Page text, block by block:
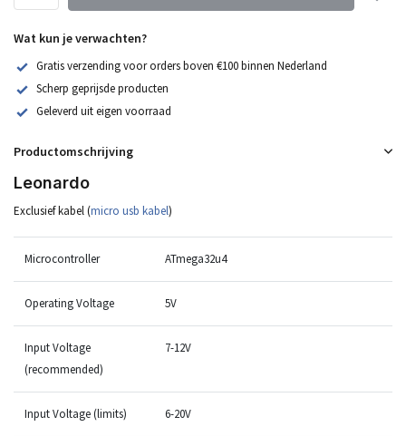
Wat kun je verwachten?
Gratis verzending voor orders boven €100 binnen Nederland
Scherp geprijsde producten
Geleverd uit eigen voorraad
Productomschrijving
Leonardo
Exclusief kabel (micro usb kabel)
Microcontroller ATmega32u4
Operating Voltage 5V
Input Voltage
(recommended)
7-12V
Input Voltage (limits) 6-20V